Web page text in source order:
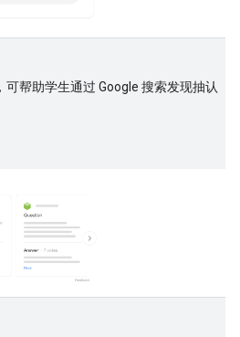
帮助学生通过 Google 搜索发现抽认